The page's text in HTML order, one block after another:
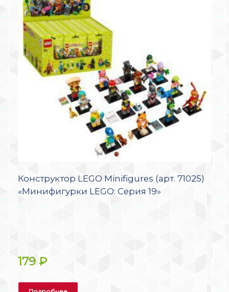
Конструктор LEGO Minifigures (арт. 71025)
«Минифигурки LEGO: Серия 19»
179 ₽